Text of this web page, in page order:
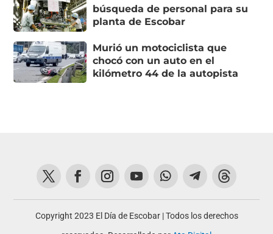
búsqueda de personal para su
planta de Escobar
Murió un motociclista que
chocó con un auto en el
kilómetro 44 de la autopista
Copyright 2023 El Día de Escobar | Todos los derechos